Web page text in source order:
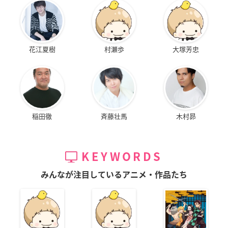
花江夏樹 村瀬歩 大塚芳忠
稲田徹 斉藤壮馬 木村昴
KEYWORDS
みんなが注目しているアニメ・作品たち